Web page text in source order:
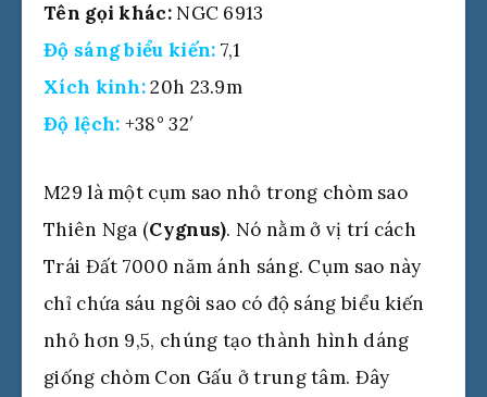
Tên gọi khác:NGC 6913
Độ sáng biểu kiến: 7,1
Xích kinh:20h 23.9m
Độ lệch: +38° 32′
M29 là một cụm sao nhỏ trong chòm sao
Thiên Nga (Cygnus). Nó nằm ở vị trí cách
Trái Đất 7000 năm ánh sáng. Cụm sao này
chỉ chứa sáu ngôi sao có độ sáng biểu kiến
nhỏ hơn 9,5, chúng tạo thành hình dáng
giống chòm Con Gấu ở trung tâm. Đây